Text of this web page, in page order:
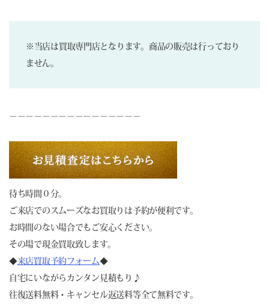
※当店は買取専門店となります。商品の販売は行っており
ません。
－－－－－－－－－－－－－－－－
待ち時間０分。
ご来店でのスムーズなお買取りは予約が便利です。
お時間のない場合でもご安心ください。
その場で現金買取致します。
◆来店買取予約フォーム◆
自宅にいながらカンタン見積もり♪
往復送料無料・キャンセル返送料等全て無料です。